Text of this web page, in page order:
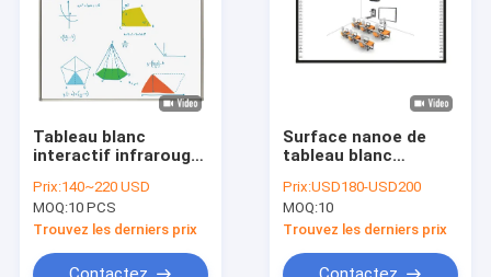
Tableau blanc
interactif infrarouge
tableau blanc
électronique,
interface USB,
surface nano-
céramique
Prix:140~220 USD
MOQ:10 PCS
Trouvez les derniers prix
Surface nanoe de
tableau blanc
multi de contact
pour l'éducation
Prix:USD180-USD200
MOQ:10
Trouvez les derniers prix